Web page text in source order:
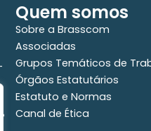
Quem somos
Sobre a Brasscom
Associadas
Grupos Temáticos de
Órgãos Estatutários
Estatuto e Normas
Canal de Ética